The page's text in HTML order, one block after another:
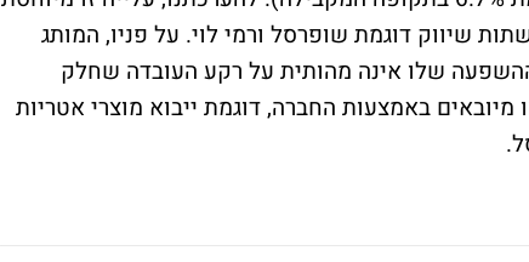
שיווק דוגמת שופרסל ורמי לוי. על פניו, המותג
שלו אינה מהותית על רקע העובדה שחלק
באמצעות החברה, דוגמת ייבוא מוצרי אטריות